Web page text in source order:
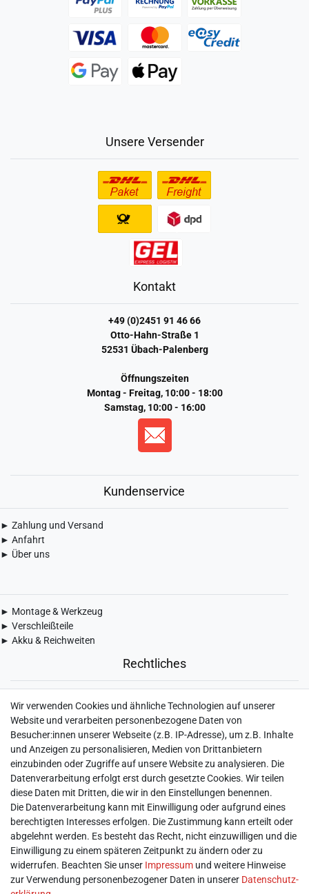
Unsere Versender
Kontakt
+49 (0)2451 91 46 66
Otto-Hahn-Straße 1
52531 Übach-Palenberg
Öffnungszeiten
Montag - Freitag, 10:00 - 18:00
Samstag, 10:00 - 16:00
Kundenservice
► Zahlung und Versand
► Anfahrt
► Über uns
► Montage & Werkzeug
► Verschleißteile
► Akku & Reichweiten
Rechtliches
► Impressum
► Daten­schutz­erklärung
► AGB & Kundeninformation
► Barrierefreiheitserklärung
► Batterieentsorgung
► Kontakt
Mein Konto
► Registrieren
► Login
► Warenkorb
► Zur Kasse
Wir verwenden Cookies und ähnliche Technologien auf unserer
Website und verarbeiten personenbezogene Daten von
Besucher:innen unserer Webseite (z.B. IP-Adresse), um z.B. Inhalte
und Anzeigen zu personalisieren, Medien von Drittanbietern
einzubinden oder Zugriffe auf unsere Website zu analysieren. Die
Datenverarbeitung erfolgt erst durch gesetzte Cookies. Wir teilen
diese Daten mit Dritten, die wir in den Einstellungen benennen.
Die Datenverarbeitung kann mit Einwilligung oder aufgrund eines
berechtigten Interesses erfolgen. Die Zustimmung kann erteilt oder
abgelehnt werden. Es besteht das Recht, nicht einzuwilligen und die
Einwilligung zu einem späteren Zeitpunkt zu ändern oder zu
widerrufen. Beachten Sie unser Impressum und weitere Hinweise
zur Verwendung personenbezogener Daten in unserer Daten­schutz­